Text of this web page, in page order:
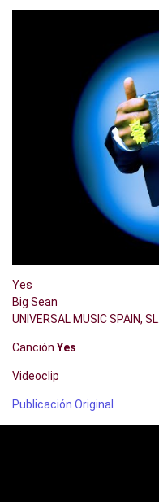
Yes
Big Sean
UNIVERSAL MUSIC SPAIN, SL.
Canción Yes
Videoclip
Publicación Original